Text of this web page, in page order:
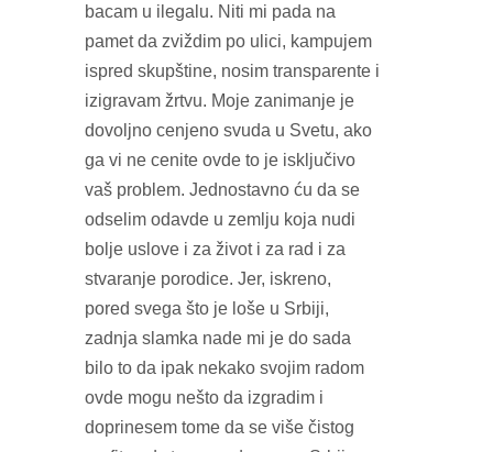
bacam u ilegalu. Niti mi pada na
pamet da zviždim po ulici, kampujem
ispred skupštine, nosim transparente i
izigravam žrtvu. Moje zanimanje je
dovoljno cenjeno svuda u Svetu, ako
ga vi ne cenite ovde to je isključivo
vaš problem. Jednostavno ću da se
odselim odavde u zemlju koja nudi
bolje uslove i za život i za rad i za
stvaranje porodice. Jer, iskreno,
pored svega što je loše u Srbiji,
zadnja slamka nade mi je do sada
bilo to da ipak nekako svojim radom
ovde mogu nešto da izgradim i
doprinesem tome da se više čistog